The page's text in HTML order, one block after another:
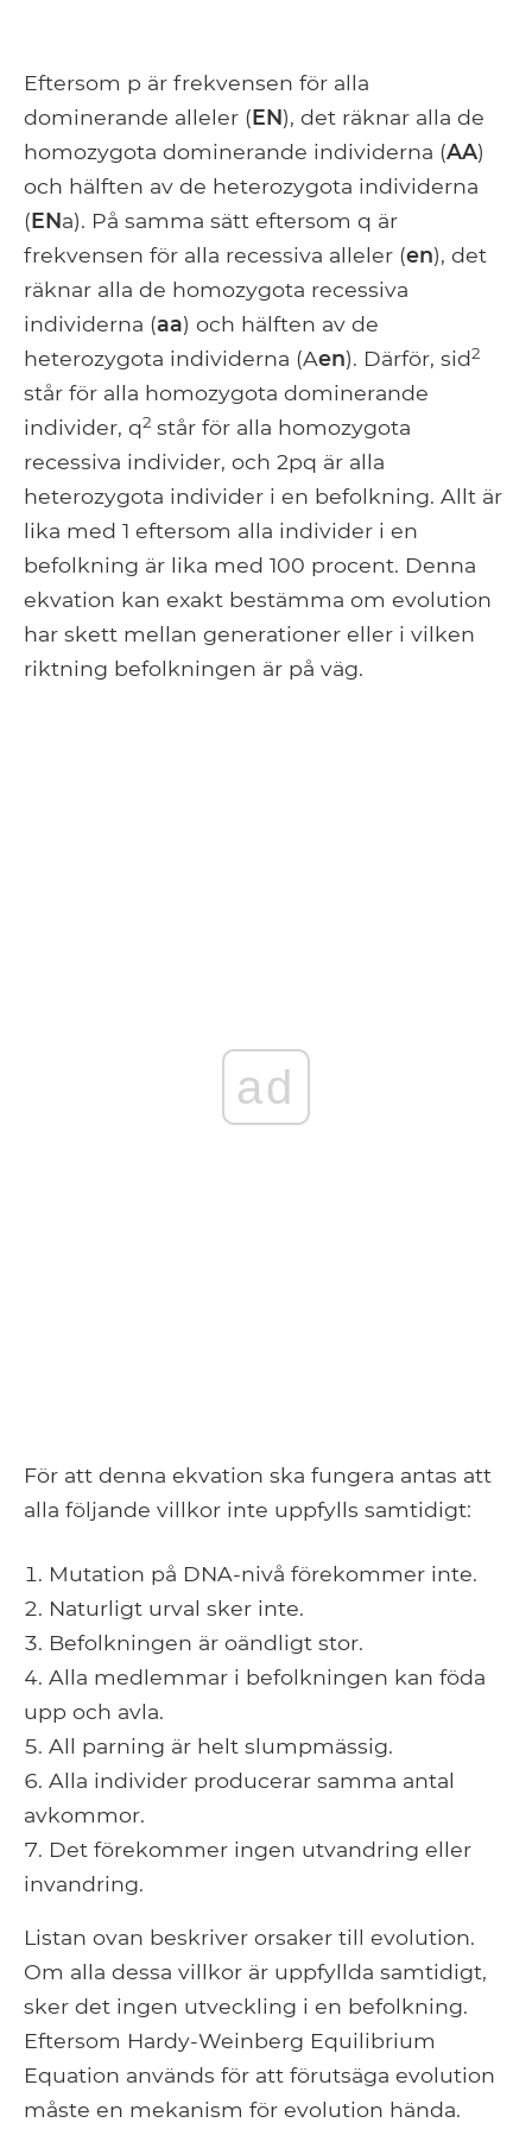
Eftersom p är frekvensen för alla
dominerande alleler (EN), det räknar alla de
homozygota dominerande individerna (AA)
och hälften av de heterozygota individerna
(ENa). På samma sätt eftersom q är
frekvensen för alla recessiva alleler (en), det
räknar alla de homozygota recessiva
individerna (aa) och hälften av de
heterozygota individerna (Aen). Därför, sid2
står för alla homozygota dominerande
individer, q2 står för alla homozygota
recessiva individer, och 2pq är alla
heterozygota individer i en befolkning. Allt är
lika med 1 eftersom alla individer i en
befolkning är lika med 100 procent. Denna
ekvation kan exakt bestämma om evolution
har skett mellan generationer eller i vilken
riktning befolkningen är på väg.
ad
För att denna ekvation ska fungera antas att
alla följande villkor inte uppfylls samtidigt:
Mutation på DNA-nivå förekommer inte.
Naturligt urval sker inte.
Befolkningen är oändligt stor.
Alla medlemmar i befolkningen kan föda
upp och avla.
All parning är helt slumpmässig.
Alla individer producerar samma antal
avkommor.
Det förekommer ingen utvandring eller
invandring.
Listan ovan beskriver orsaker till evolution.
Om alla dessa villkor är uppfyllda samtidigt,
sker det ingen utveckling i en befolkning.
Eftersom Hardy-Weinberg Equilibrium
Equation används för att förutsäga evolution
måste en mekanism för evolution hända.